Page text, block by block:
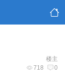
楼主
718 0